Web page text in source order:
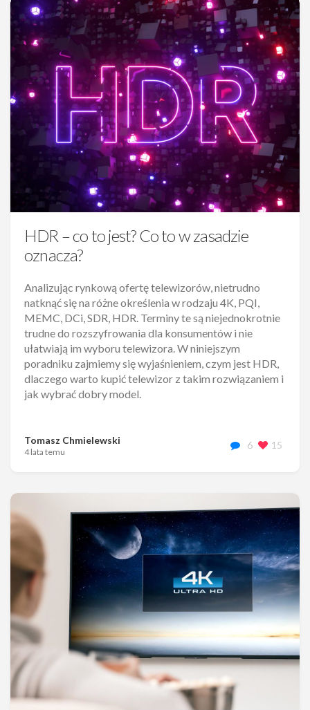
HDR – co to jest? Co to w zasadzie
oznacza?
Analizując rynkową ofertę telewizorów, nietrudno
natknąć się na różne określenia w rodzaju 4K, PQI,
MEMC, DCi, SDR, HDR. Terminy te są niejednokrotnie
trudne do rozszyfrowania dla konsumentów i nie
ułatwiają im wyboru telewizora. W niniejszym
poradniku zajmiemy się wyjaśnieniem, czym jest HDR,
dlaczego warto kupić telewizor z takim rozwiązaniem i
jak wybrać dobry model.
Tomasz Chmielewski
4 lata temu
6 15